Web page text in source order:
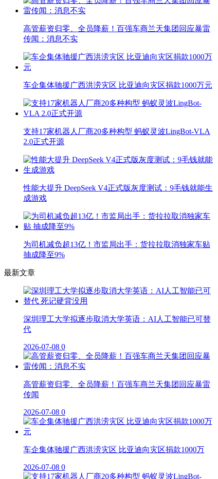
高管薪资归零、全员降薪！百强车商兰天集团回应暴雷
传闻：消息不实
车企集体驰援广西洪涝灾区 比亚迪向灾区捐款1000万元
支持17家机器人厂商20多种构型 蚂蚁灵波LingBot-VLA
2.0正式开源
性能大提升 DeepSeek V4正式版灰度测试：9毛钱就能生
成游戏
为司机减负超13亿！市监局出手：货拉拉取消独家车贴
抽成降至9%
最新文章
深圳理工大学拟逐步取消大学英语：AI人工智能已可替
代
2026-07-08 0
高管薪资归零、全员降薪！百强车商兰天集团回应暴雷
传闻
2026-07-08 0
车企集体驰援广西洪涝灾区 比亚迪向灾区捐款1000万
2026-07-08 0